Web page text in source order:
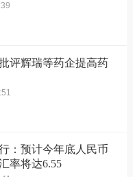
评辉瑞等药企提高药
：预计今年底人民币
率将达6.55